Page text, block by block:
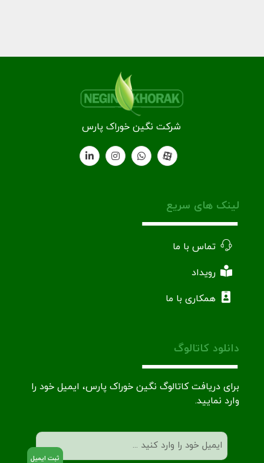
شرکت نگین خوراک پارس
لینک های سریع
تماس با ما
رویداد
همکاری با ما
دانلود کاتالوگ
برای دریافت کاتالوگ نگین خوراک پارس، ایمیل خود را
وارد نمایید.
ایمیل